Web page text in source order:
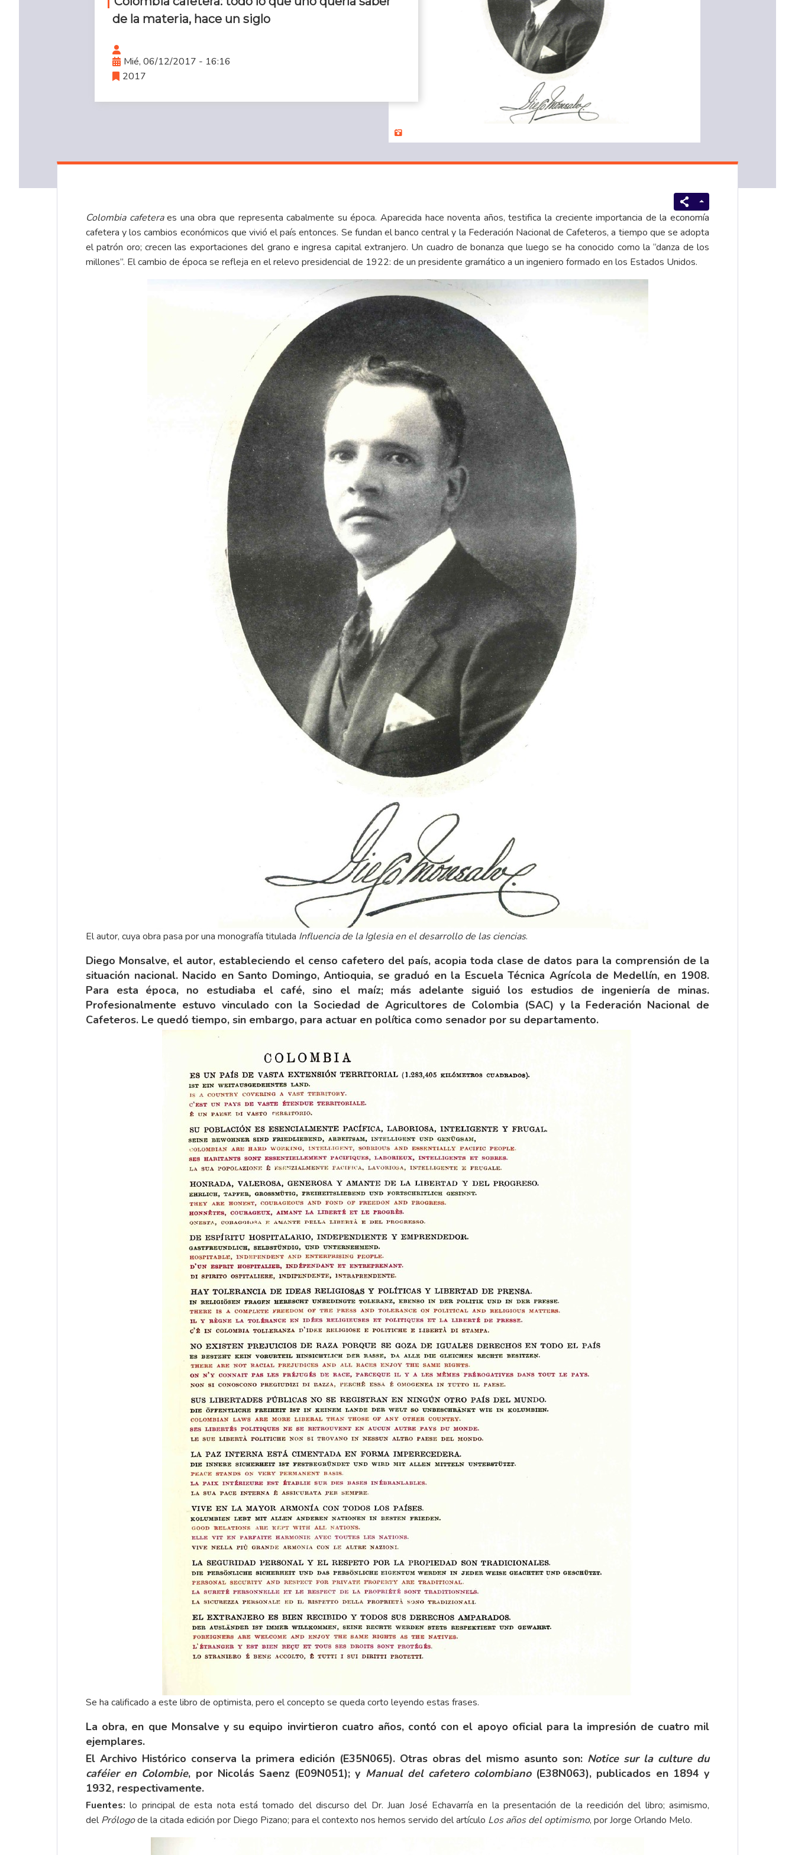
de la materia, hace un siglo
Mié, 06/12/2017 - 16:16
2017
Colombia cafeteraes una obra que representa cabalmente su época. Aparecida hace noventa años, testifica la creciente importancia de la economía
cafetera y los cambios económicos que vivió el país entonces. Se fundan el banco central y la Federación Nacional de Cafeteros, a tiempo que se adopta
el patrón oro; crecen las exportaciones del grano e ingresa capital extranjero. Un cuadro de bonanza que luego se ha conocido como la “danza de los
millones”. El cambio de época se refleja en el relevo presidencial de 1922: de un presidente gramático a un ingeniero formado en los Estados Unidos.
El autor, cuya obra pasa por una monografía titulada Influencia de la Iglesia en el desarrollo de las ciencias.
Diego Monsalve, el autor, estableciendo el censo cafetero del país, acopia toda clase de datos para la comprensión de la
situación nacional. Nacido en Santo Domingo, Antioquia, se graduó en la Escuela Técnica Agrícola de Medellín, en 1908.
Para esta época, no estudiaba el café, sino el maíz; más adelante siguió los estudios de ingeniería de minas.
Profesionalmente estuvo vinculado con la Sociedad de Agricultores de Colombia (SAC) y la Federación Nacional de
Cafeteros. Le quedó tiempo, sin embargo, para actuar en política como senador por su departamento.
Se ha calificado a este libro de optimista, pero el concepto se queda corto leyendo estas frases.
La obra, en que Monsalve y su equipo invirtieron cuatro años, contó con el apoyo oficial para la impresión de cuatro mil
ejemplares.
El Archivo Histórico conserva la primera edición (E35N065). Otras obras del mismo asunto son: Notice sur la culture du
caféier en Colombie, por Nicolás Saenz (E09N051); y Manual del cafetero colombiano(E38N063), publicados en 1894 y
1932, respectivamente.
Fuentes: lo principal de esta nota está tomado deldiscurso del Dr. Juan José Echavarría en la presentación de la reedición del libro; asimismo,
delPrólogode la citada edición por Diego Pizano; para el contexto nos hemos servido del artículo Los años del optimismo, por Jorge Orlando Melo.